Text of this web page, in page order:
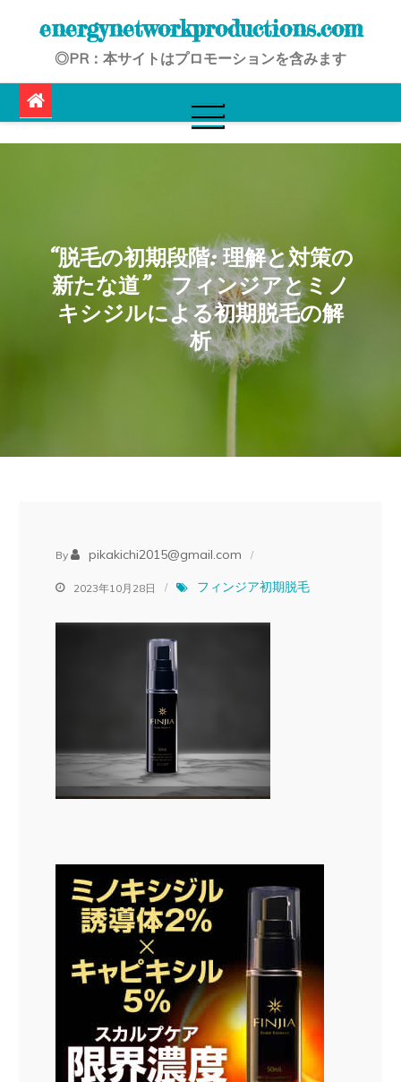
energynetworkproductions.com
◎PR：本サイトはプロモーションを含みます
“脱毛の初期段階: 理解と対策の
新たな道” フィンジアとミノ
キシジルによる初期脱毛の解
析
By pikakichi2015@gmail.com
2023年10月28日 フィンジア初期脱毛